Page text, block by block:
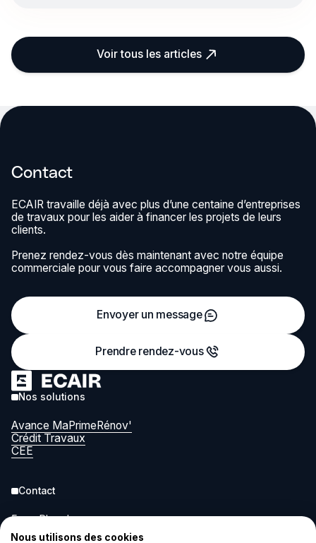
Voir tous les articles
Contact
ECAIR travaille déjà avec plus d’une centaine d’entreprises
de travaux pour les aider à financer les projets de leurs
clients.
Prenez rendez-vous dès maintenant avec notre équipe
commerciale pour vous faire accompagner vous aussi.
Envoyer un message
Prendre rendez-vous
Nos solutions
Avance MaPrimeRénov'
Crédit Travaux
CEE
Contact
5 rue Pleyel
93200 Saint-Denis
Nous utilisons des cookies